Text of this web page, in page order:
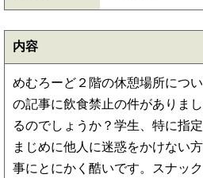
内容
めむろーど２階の休憩場所につ
の記事に飲食禁止の件がありま
るのでしょうか？学生、特に指
まじめに他人に迷惑をかけない
事にとにかく酷いです。スナッ